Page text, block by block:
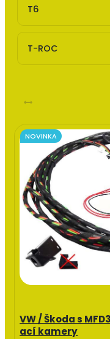
T6
T-ROC
VW / Škoda s
ací kamery
NOVINKA